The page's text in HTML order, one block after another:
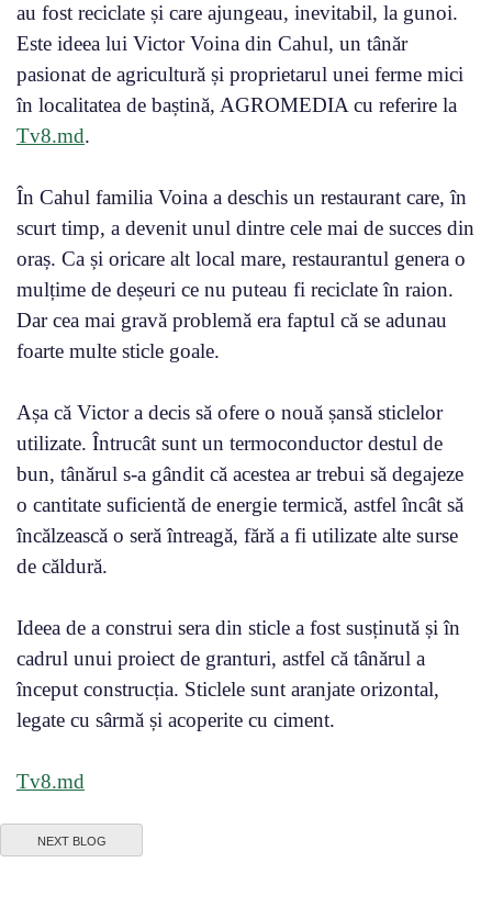
au fost reciclate și care ajungeau, inevitabil, la gunoi.
Este ideea lui Victor Voina din Cahul, un tânăr
pasionat de agricultură și proprietarul unei ferme mici
în localitatea de baștină, AGROMEDIA cu referire la
Tv8.md.
În Cahul familia Voina a deschis un restaurant care, în
scurt timp, a devenit unul dintre cele mai de succes din
oraș. Ca și oricare alt local mare, restaurantul genera o
mulțime de deșeuri ce nu puteau fi reciclate în raion.
Dar cea mai gravă problemă era faptul că se adunau
foarte multe sticle goale.
Așa că Victor a decis să ofere o nouă șansă sticlelor
utilizate. Întrucât sunt un termoconductor destul de
bun, tânărul s-a gândit că acestea ar trebui să degajeze
o cantitate suficientă de energie termică, astfel încât să
încălzească o seră întreagă, fără a fi utilizate alte surse
de căldură.
Ideea de a construi sera din sticle a fost susținută și în
cadrul unui proiect de granturi, astfel că tânărul a
început construcția. Sticlele sunt aranjate orizontal,
legate cu sârmă și acoperite cu ciment.
Tv8.md
NEXT BLOG